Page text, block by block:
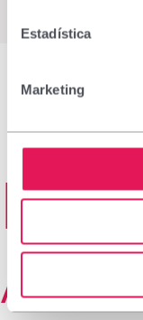
Estadística
Marketing
Más